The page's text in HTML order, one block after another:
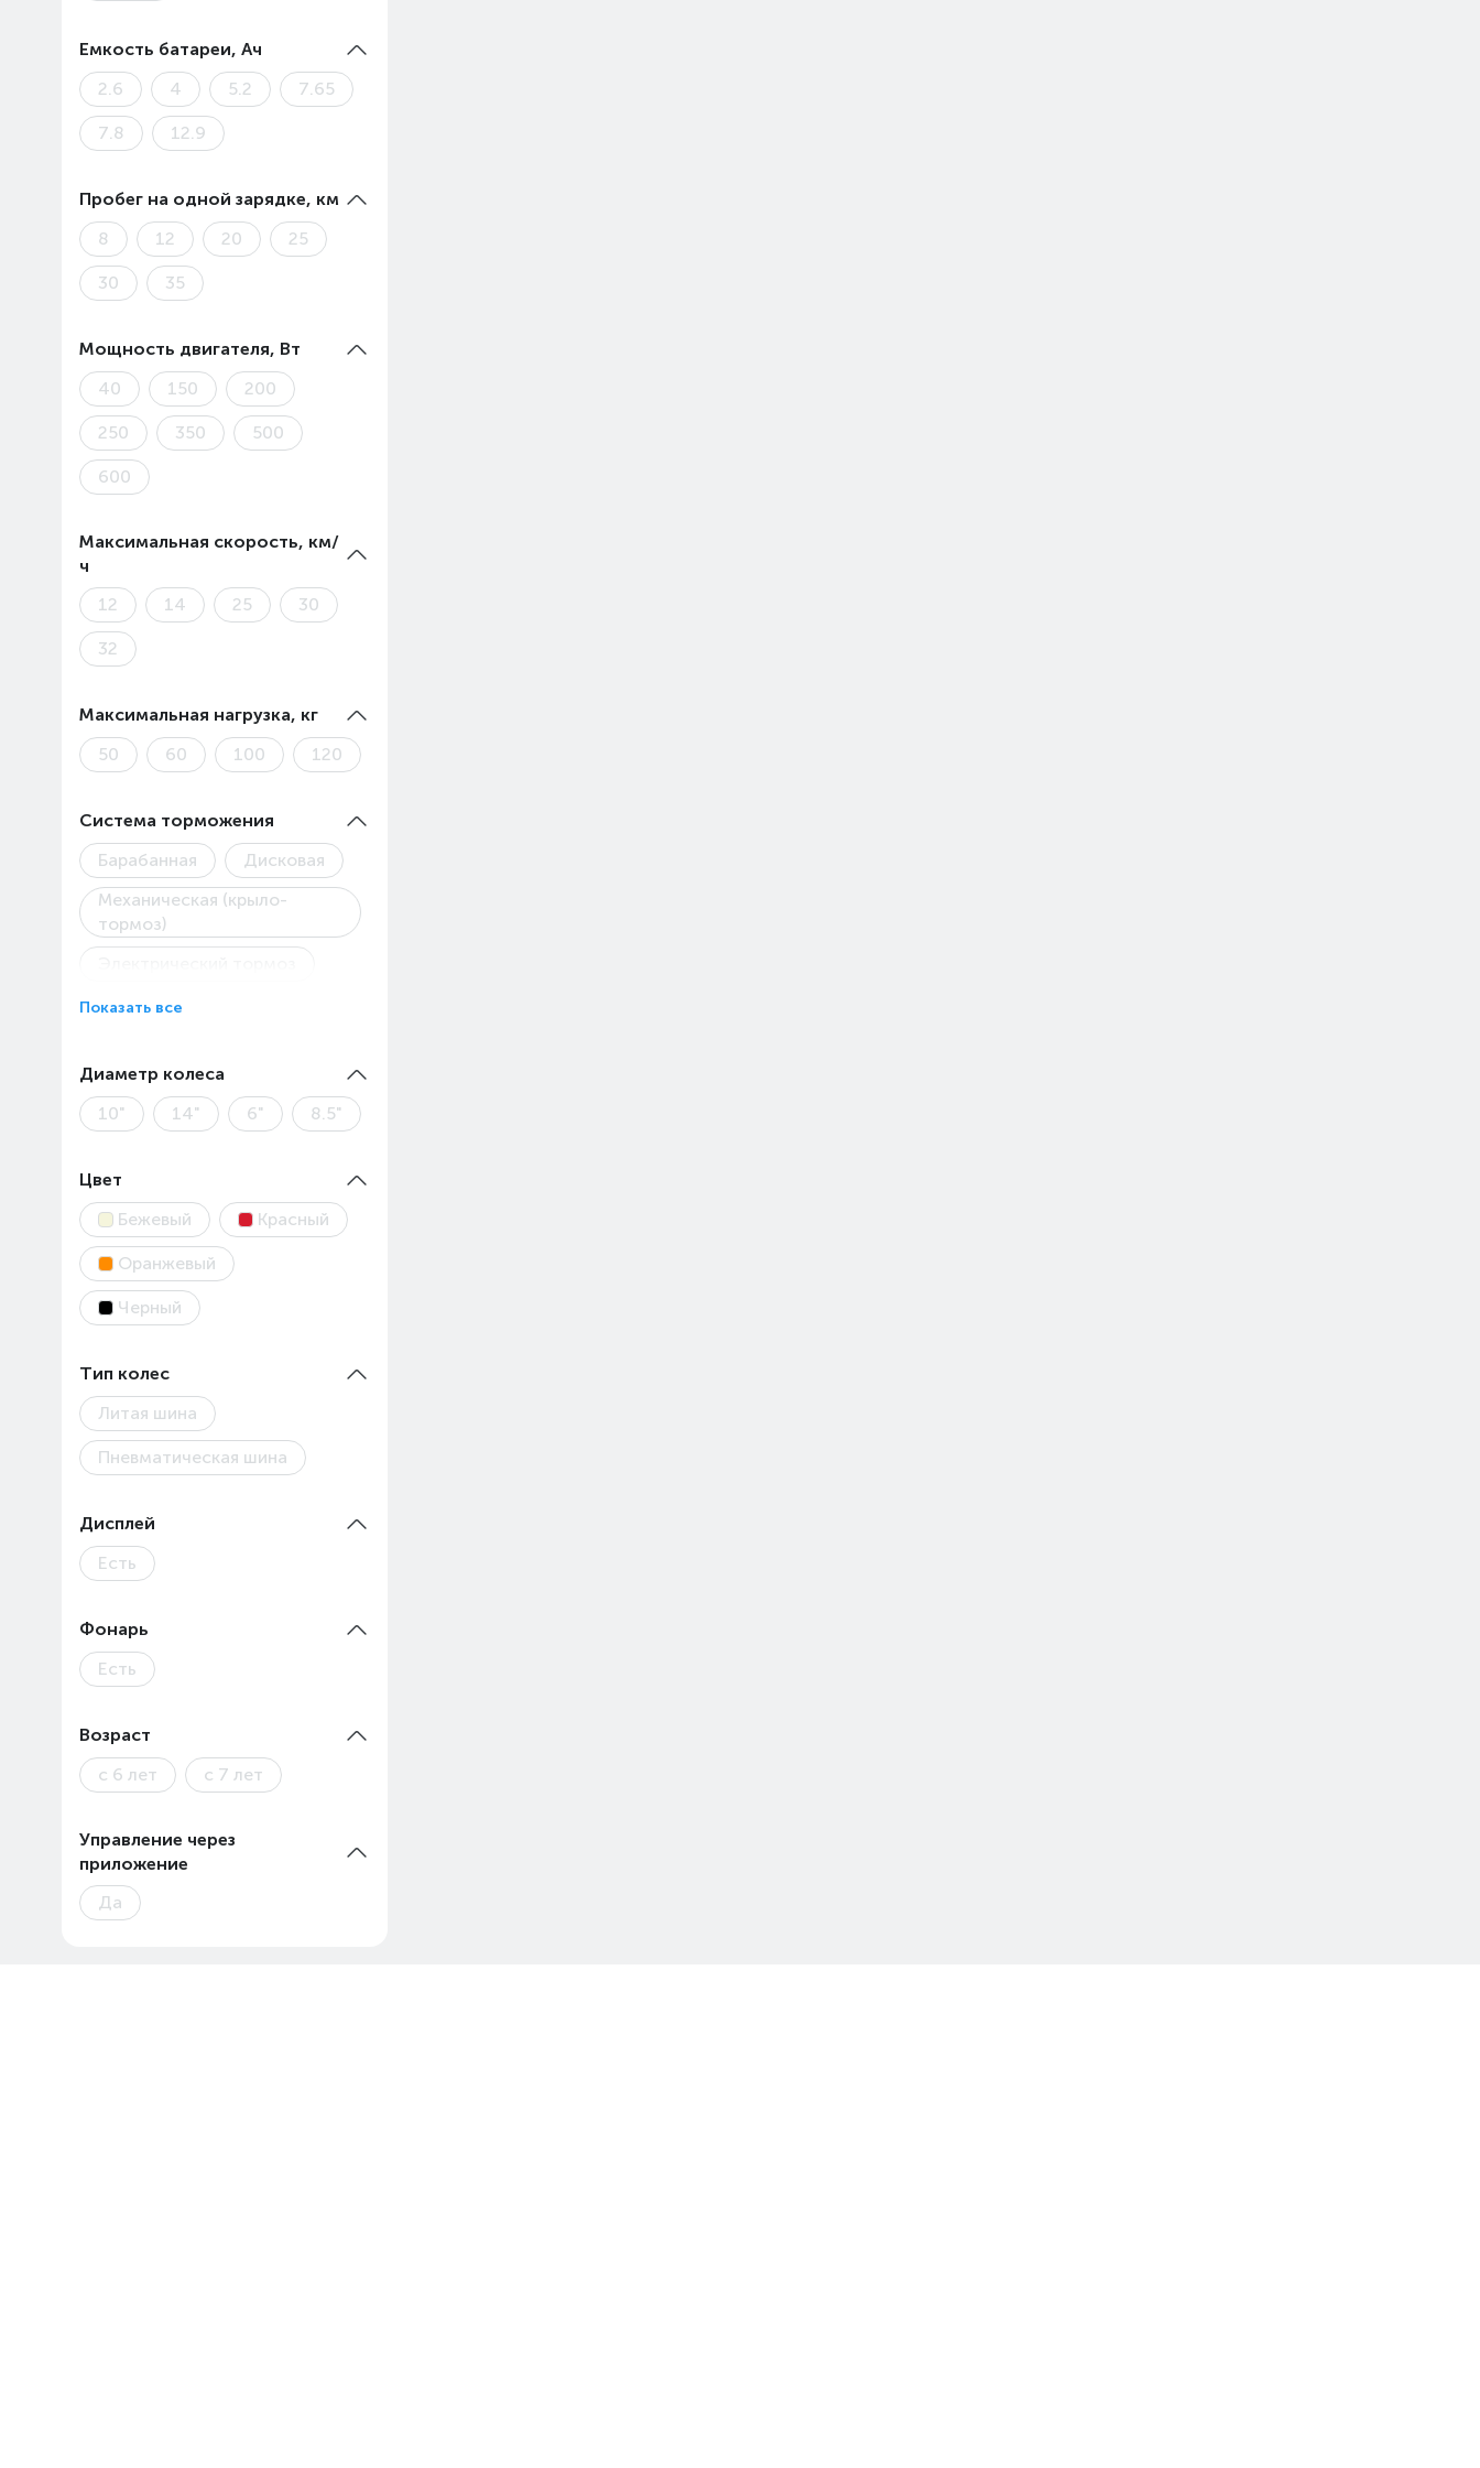
ТЦ «Султан»
Емкость батареи, Ач
2.6
4 5.2 7.65
7.8 12.9
Пробег на одной зарядке, км
8
12 20 25
30 35
Мощность двигателя, Вт
40
150 200
250 350 500
600
Максимальная скорость, км/
ч
12
14 25 30
32
Максимальная нагрузка, кг
50
60 100 120
Система торможения
Барабанная
Дисковая
Механическая (крыло-
тормоз)
Показать все
Диаметр колеса
10"
14" 6" 8.5"
Цвет
Бежевый
Красный
Оранжевый
Черный
Тип колес
Литая шина
Пневматическая шина
Дисплей
Есть
Фонарь
Есть
Возраст
с 6 лет
с 7 лет
Управление через
приложение
Да